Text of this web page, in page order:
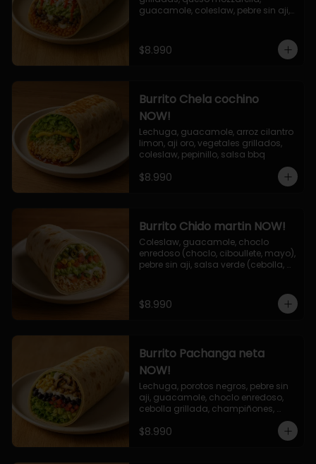
guacamole, coleslaw, pebre sin aji,
$8.990
Burrito Chela cochino
NOW!
Lechuga, guacamole, arroz cilantro
limon, aji oro, vegetales grillados,
coleslaw, pepinillo, salsa bbq
$8.990
Burrito Chido martin NOW!
Coleslaw, guacamole, choclo
enredoso (choclo, ciboullete, mayo),
pebre sin aji, salsa verde (cebolla,
$8.990
Burrito Pachanga neta
NOW!
Lechuga, porotos negros, pebre sin
aji, guacamole, choclo enredoso,
cebolla grillada, champiñones,
$8.990